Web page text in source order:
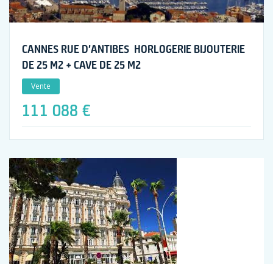
CANNES RUE D’ANTIBES HORLOGERIE BIJOUTERIE
DE 25 M2 + CAVE DE 25 M2
Vente
111 088 €